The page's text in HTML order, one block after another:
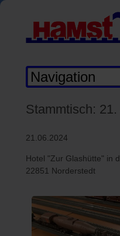
Zielseite
Stammtisch: 21.
21.06.2024
Hotel "Zur Glashütte" in
22851 Norderstedt